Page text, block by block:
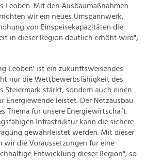
Leoben. Mit den Ausbaumaßnahmen
wir ein neues Umspannwerk,
von Einspeisekapazitäten die
in dieser Region deutlich erhöht wird",
Leoben' ist ein zukunftsweisendes
nur die Wettbewerbsfähigkeit des
Steiermark stärkt, sondern auch einen
Energiewende leistet. Der Netzausbau
Thema für unsere Energiewirtschaft.
Infrastruktur kann die sichere
gewährleistet werden. Mit dieser
wir die Voraussetzungen für eine
Entwicklung dieser Region", so